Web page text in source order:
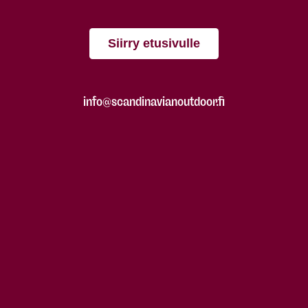
Siirry etusivulle
info@scandinavianoutdoor.fi